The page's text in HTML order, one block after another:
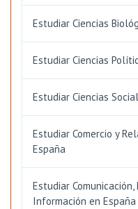
Estudiar Ciencias
Estudiar Ciencias
Estudiar Ciencias
Estudiar Comercio y
España
Estudiar Comunicación,
Información en España